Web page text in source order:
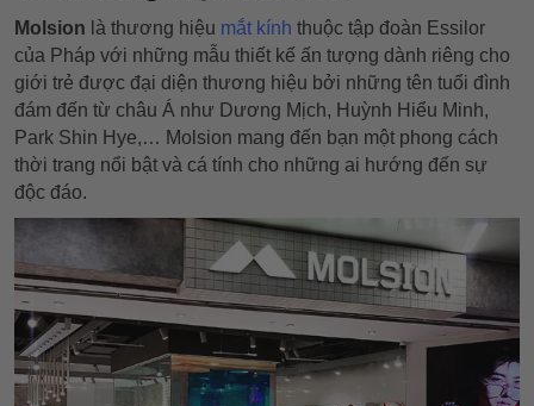
Molsion là thương hiệu mắt kính thuộc tập đoàn Essilor
của Pháp với những mẫu thiết kế ấn tượng dành riêng cho
giới trẻ được đại diện thương hiệu bởi những tên tuổi đình
đám đến từ châu Á như Dương Mịch, Huỳnh Hiểu Minh,
Park Shin Hye,… Molsion mang đến bạn một phong cách
thời trang nổi bật và cá tính cho những ai hướng đến sự
độc đáo.